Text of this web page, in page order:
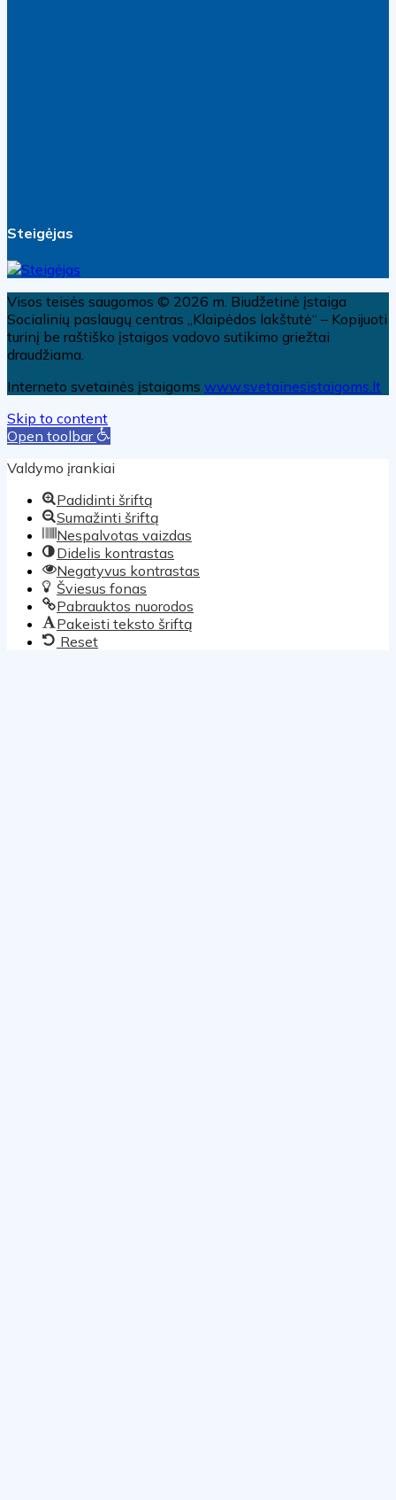
Steigėjas
Visos teisės saugomos © 2026 m. Biudžetinė įstaiga
Socialinių paslaugų centras „Klaipėdos lakštutė“ – Kopijuoti
turinį be raštiško įstaigos vadovo sutikimo griežtai
draudžiama.
Interneto svetainės įstaigoms www.svetainesistaigoms.lt
Skip to content
Open toolbar
Valdymo įrankiai
Padidinti šriftą
Sumažinti šriftą
Nespalvotas vaizdas
Didelis kontrastas
Negatyvus kontrastas
Šviesus fonas
Pabrauktos nuorodos
Pakeisti teksto šriftą
Reset